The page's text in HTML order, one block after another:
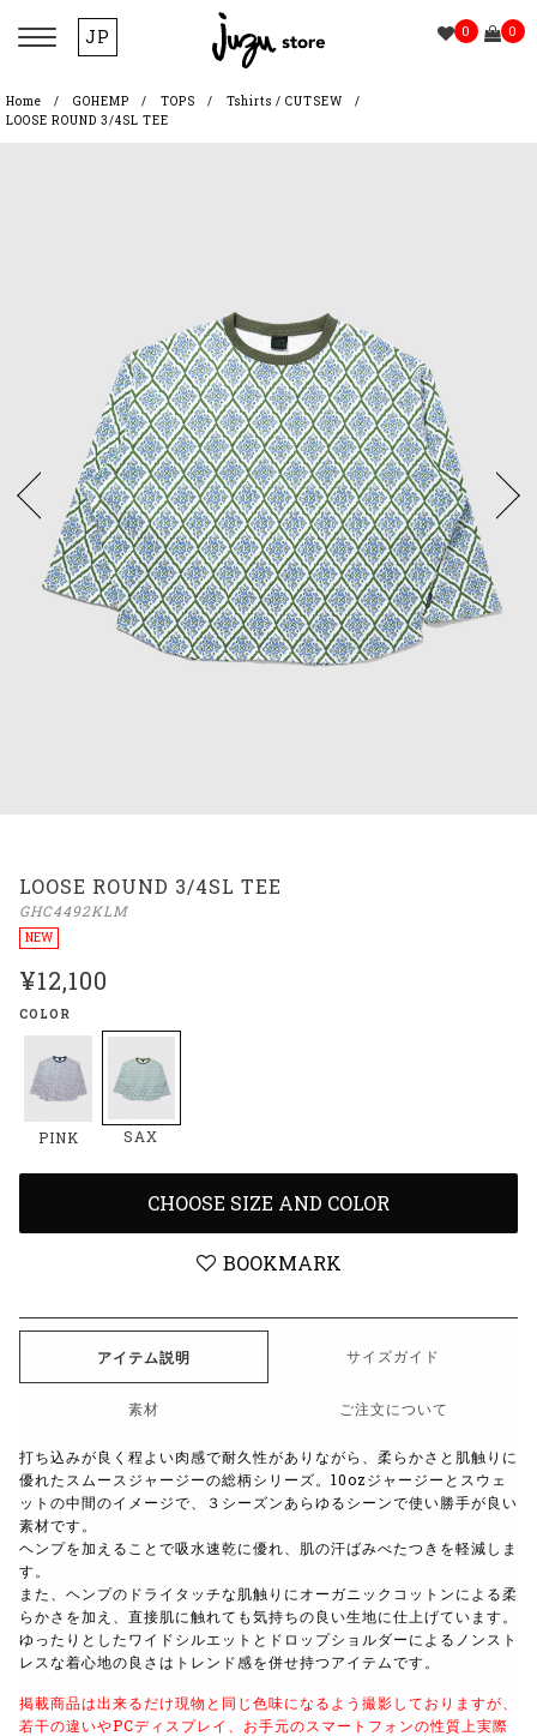
JP 0 0
Home GOHEMP TOPS
Tshirts / CUTSEW
LOOSE ROUND 3/4SL TEE
LOOSE ROUND 3/4SL TEE
GHC4492KLM
NEW
¥12,100
COLOR
PINK SAX
CHOOSE SIZE AND COLOR
BOOKMARK
アイテム説明 サイズガイド
素材 ご注文について
打ち込みが良く程よい肉感で耐久性がありながら、柔らかさと肌触りに
優れたスムースジャージーの総柄シリーズ。10ozジャージーとスウェ
ットの中間のイメージで、３シーズンあらゆるシーンで使い勝手が良い
素材です。
ヘンプを加えることで吸水速乾に優れ、肌の汗ばみべたつきを軽減しま
す。
また、ヘンプのドライタッチな肌触りにオーガニックコットンによる柔
らかさを加え、直接肌に触れても気持ちの良い生地に仕上げています。
ゆったりとしたワイドシルエットとドロップショルダーによるノンスト
レスな着心地の良さはトレンド感を併せ持つアイテムです。
掲載商品は出来るだけ現物と同じ色味になるよう撮影しておりますが、
若干の違いやPCディスプレイ、お手元のスマートフォンの性質上実際